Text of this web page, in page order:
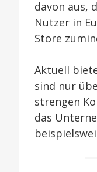
davon aus,
Nutzer in
Store
Aktuell
sind nur
strengen
das